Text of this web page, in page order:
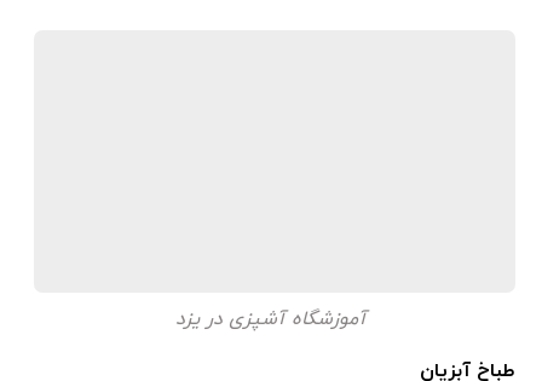
آموزشگاه آشپزی در یزد
طباخ آبزیان